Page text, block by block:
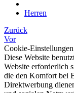
Herren
Zurück
Vor
Cookie-Einstellungen
Diese Website
Website erforderlich
die den Komfort bei
Direktwerbung